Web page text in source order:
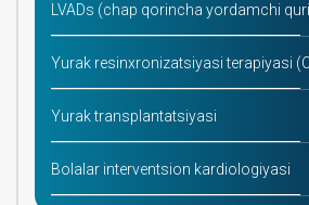
LVADs (chap qorincha yordamchi
Yurak resinxronizatsiyasi terapiyasi
Yurak transplantatsiyasi
Bolalar interventsion kardiologiyasi